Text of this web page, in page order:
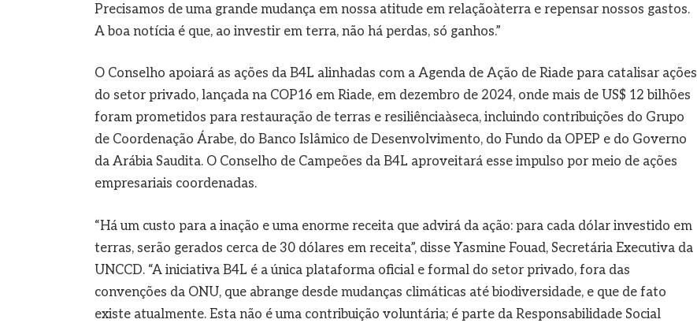
Precisamos de uma grande mudança em nossa atitude em relaçãoàterra e repensar nossos gastos.
A boa notícia é que, ao investir em terra, não há perdas, só ganhos.”
O Conselho apoiará as ações da B4L alinhadas com a Agenda de Ação de Riade para catalisar ações
do setor privado, lançada na COP16 em Riade, em dezembro de 2024, onde mais de US$ 12 bilhões
foram prometidos para restauração de terras e resiliênciaàseca, incluindo contribuições do Grupo
de Coordenação Árabe, do Banco Islâmico de Desenvolvimento, do Fundo da OPEP e do Governo
da Arábia Saudita. O Conselho de Campeões da B4L aproveitará esse impulso por meio de ações
empresariais coordenadas.
“Há um custo para a inação e uma enorme receita que advirá da ação: para cada dólar investido em
terras, serão gerados cerca de 30 dólares em receita”, disse Yasmine Fouad, Secretária Executiva da
UNCCD. “A iniciativa B4L é a única plataforma oficial e formal do setor privado, fora das
convenções da ONU, que abrange desde mudanças climáticas até biodiversidade, e que de fato
existe atualmente. Esta não é uma contribuição voluntária; é parte da Responsabilidade Social